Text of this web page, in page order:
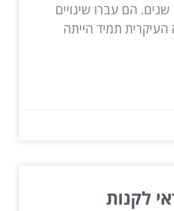
שנים. הם עברו שינויים
תמיד הייתה
לקנות